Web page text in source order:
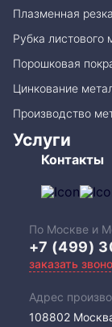
Плазменная
Рубка листового
Порошковая
Цинкование
Производство
Услуги
Контакты
По Москве и
+7 (499)
заказать
Адрес
108802​